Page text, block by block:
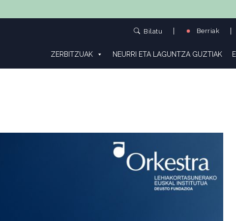
Bilatu Berriak
ZERBITZUAK NEURRI ETA LAGUNTZA GUZTIAK